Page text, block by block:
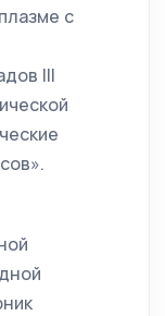
с
III